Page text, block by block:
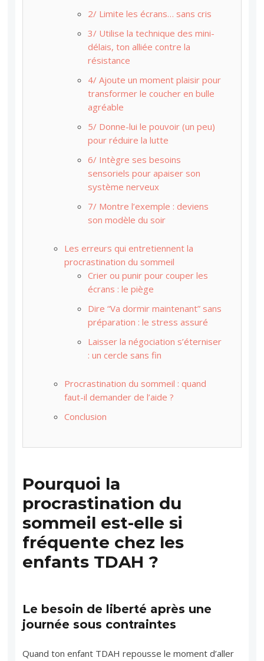
2/ Limite les écrans… sans cris
3/ Utilise la technique des mini-
délais, ton alliée contre la
résistance
4/ Ajoute un moment plaisir pour
transformer le coucher en bulle
agréable
5/ Donne-lui le pouvoir (un peu)
pour réduire la lutte
6/ Intègre ses besoins
sensoriels pour apaiser son
système nerveux
7/ Montre l’exemple : deviens
son modèle du soir
Les erreurs qui entretiennent la
procrastination du sommeil
Crier ou punir pour couper les
écrans : le piège
Dire “Va dormir maintenant” sans
préparation : le stress assuré
Laisser la négociation s’éterniser
: un cercle sans fin
Procrastination du sommeil : quand
faut-il demander de l’aide ?
Conclusion
Pourquoi la
procrastination du
sommeil est-elle si
fréquente chez les
enfants TDAH ?
Le besoin de liberté après une
journée sous contraintes
Quand ton enfant TDAH repousse le moment d’aller